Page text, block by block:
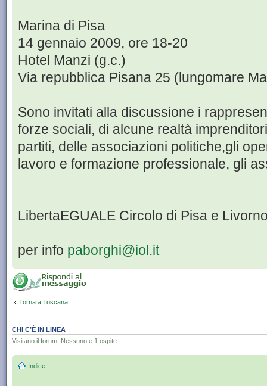
Marina di Pisa
14 gennaio 2009, ore 18-20
Hotel Manzi (g.c.)
Via repubblica Pisana 25 (lungomare
Sono invitati alla discussione i
forze sociali, di alcune realtà
partiti, delle associazioni politiche,gli
lavoro e formazione professionale, gli
LibertaEGUALE Circolo di Pisa e
per info paborghi@iol.it
Torna a Toscana
CHI C’È IN LINEA
Visitano il forum: Nessuno e 1 ospite
Indice